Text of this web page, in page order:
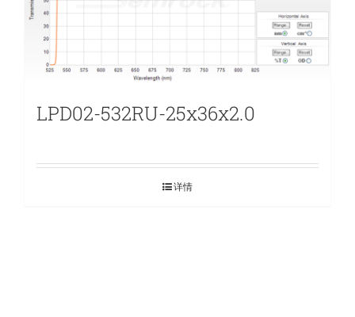
LPD02-532RU-25x36x2.0
详情